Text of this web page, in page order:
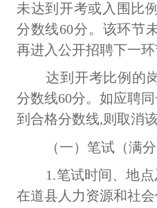
未达到开考或入围比
分数线60分。该环节
再进入公开招聘下一环
达到开考比例的
分数线60分。如应聘
到合格分数线,则取消
（一）笔试（满分
1.笔试时间、地
在道县人力资源和社